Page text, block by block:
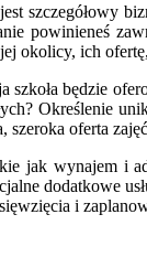
szczegółowy
powinieneś
okolicy, ich
będzie
Określenie
oferta
jak wynajem i
dodatkowe
i